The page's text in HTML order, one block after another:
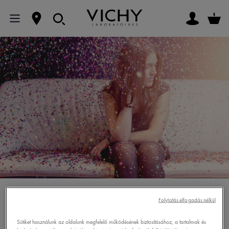
Korpás a haja? A korpa megjelenése minden nő számára
Sütiket használunk az oldalunk megfelelő működésének biztosításához, a tartalmak és
Folytatás elfogadás nélkül